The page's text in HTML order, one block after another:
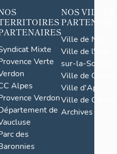
Mixte
Verte
Alpes
Verdon
de
des
NOS VILLES
Ville de Nice
Ville de l'Isle-
sur-la-Sorgue
Ville de Grasse
Ville d'Apt
Ville de
Archives